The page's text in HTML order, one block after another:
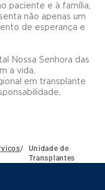
paciente e à família,
não apenas um
de esperança e
Nossa Senhora das
a vida,
em transplante
/
Unidade de
Transplantes